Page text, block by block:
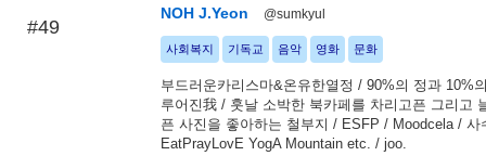
#49
NOH J.Yeon @sumkyul
사회복지 기독교 음악 영화 문화
부드러운카리스마&온유한열정 / 90%의 정과 10%
루어진我 / 훗날 소박한 북카페를 차리고픈 그리고
픈 사진을 좋아하는 철부지 / ESFP / Moodcela / 사
EatPrayLovE YogA Mountain etc. / joo.